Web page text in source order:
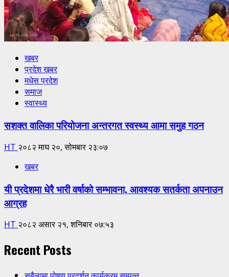
खबर
प्रदेश खबर
मधेस प्रदेश
समाज
स्वास्थ्य
सशक्त वालिका परियोजना अन्तरगत स्वस्थ्य आमा समुह गठन
HT २०८२ माघ २०, सोमबार २३:०७
खबर
यी प्रदेशमा धेरै भारी वर्षाको सम्भावना, आवश्यक सतर्कता अपनाउन
आग्रह
HT २०८२ असार २१, शनिबार ०७:५३
Recent Posts